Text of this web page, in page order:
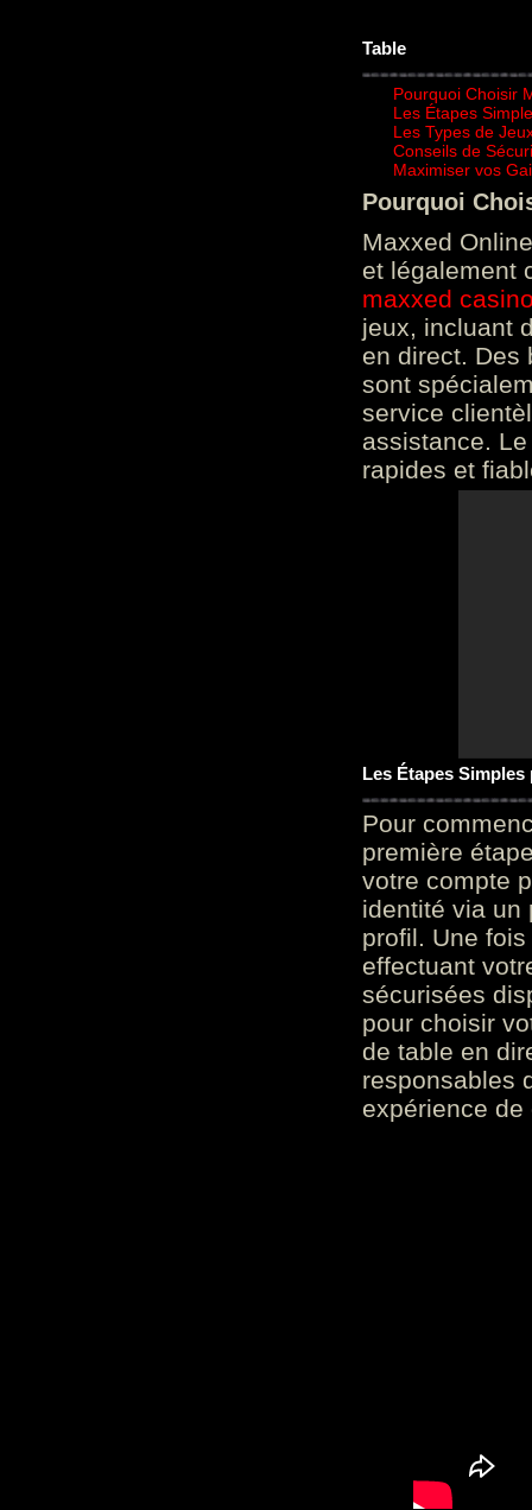
Table
Pourquoi Choisir
Les Étapes
Les Types de
Conseils de
Maximiser vos
Pourquoi
Maxxed
et légalement
maxxed
jeux, incluant
en direct. Des
sont
service
assistance.
rapides et
Les Étapes
Pour
première
votre compte
identité via un
profil. Une
effectuant
sécurisées
pour choisir
de table en
responsables
expérience